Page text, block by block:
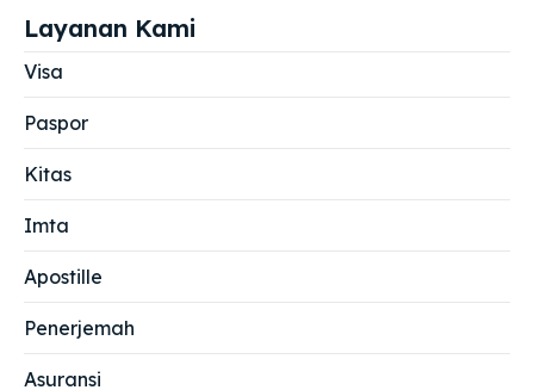
Layanan Kami
Visa
Paspor
Kitas
Imta
Apostille
Penerjemah
Asuransi